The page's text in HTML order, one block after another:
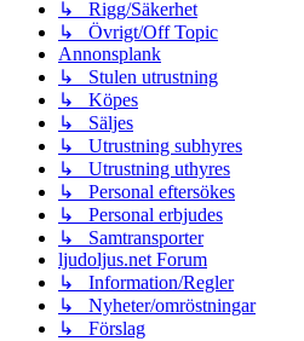
↳ Rigg/Säkerhet
↳ Övrigt/Off Topic
Annonsplank
↳ Stulen utrustning
↳ Köpes
↳ Säljes
↳ Utrustning subhyres
↳ Utrustning uthyres
↳ Personal eftersökes
↳ Personal erbjudes
↳ Samtransporter
ljudoljus.net Forum
↳ Information/Regler
↳ Nyheter/omröstningar
↳ Förslag